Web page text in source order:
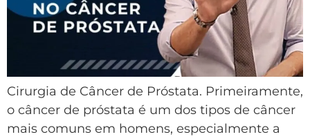
Cirurgia de Câncer de Próstata. Primeiramente,
o câncer de próstata é um dos tipos de câncer
mais comuns em homens, especialmente a